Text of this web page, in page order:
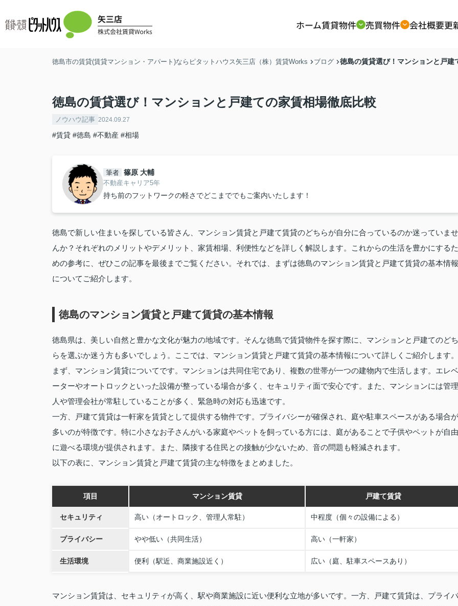
ホーム賃貸物件 売買物件 会社概要更
徳島市の賃貸(賃貸マンション・アパート)ならピタットハウス矢三店（株）賃貸Works ブログ 徳島の賃貸選び！マンションと戸建
徳島の賃貸選び！マンションと戸建ての家賃相場徹底比較
ノウハウ記事 2024.09.27
#賃貸 #徳島 #不動産 #相場
筆者 篠原 大輔
不動産キャリア5年
持ち前のフットワークの軽さでどこまででもご案内いたします！
徳島で新しい住まいを探している皆さん、マンション賃貸と戸建て賃貸のどちらが自分に合っているのか迷っていませ
んか？それぞれのメリットやデメリット、家賃相場、利便性などを詳しく解説します。これからの生活を豊かにするた
めの参考に、ぜひこの記事を最後までご覧ください。それでは、まずは徳島のマンション賃貸と戸建て賃貸の基本情報
についてご紹介します。
徳島のマンション賃貸と戸建て賃貸の基本情報
徳島県は、美しい自然と豊かな文化が魅力の地域です。そんな徳島で賃貸物件を探す際に、マンションと戸建てのどち
らを選ぶか迷う方も多いでしょう。ここでは、マンション賃貸と戸建て賃貸の基本情報について詳しくご紹介します。
まず、マンション賃貸についてです。マンションは共同住宅であり、複数の世帯が一つの建物内で生活します。エレベ
ーターやオートロックといった設備が整っている場合が多く、セキュリティ面で安心です。また、マンションには管理
人や管理会社が常駐していることが多く、緊急時の対応も迅速です。
一方、戸建て賃貸は一軒家を賃貸として提供する物件です。プライバシーが確保され、庭や駐車スペースがある場合が
多いのが特徴です。特に小さなお子さんがいる家庭やペットを飼っている方には、庭があることで子供やペットが自由
に遊べる環境が提供されます。また、隣接する住民との接触が少ないため、音の問題も軽減されます。
以下の表に、マンション賃貸と戸建て賃貸の主な特徴をまとめました。
項目 マンション賃貸 戸建て賃貸
セキュリティ 高い（オートロック、管理人常駐） 中程度（個々の設備による）
プライバシー やや低い（共同生活） 高い（一軒家）
生活環境 便利（駅近、商業施設近く） 広い（庭、駐車スペースあり）
マンション賃貸は、セキュリティが高く、駅や商業施設に近い便利な立地が多いです。一方、戸建て賃貸は、プライバ